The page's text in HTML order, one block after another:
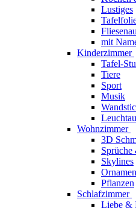
Lustiges
mit
Kinderzimmer
Tafel-
Tiere
Sport
Musik
Wohnzimmer
3D
Skylines
Pflanzen
Schlafzimmer
Liebe &